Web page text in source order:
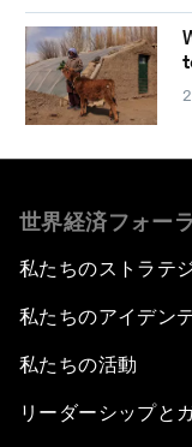
世界経済フォー
私たちのストラテ
私たちのアイデン
私たちの活動
リーダーシップと